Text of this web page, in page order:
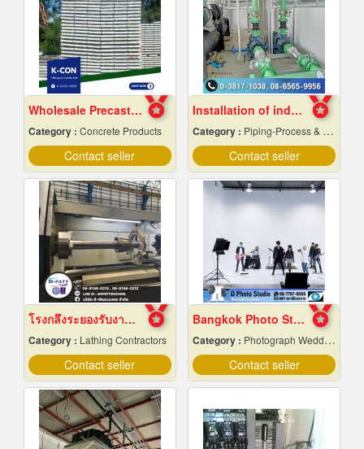
Wholesale Precast Concrete Slabs, Samut Prakan
Category : Concrete Products
Contact seller
Installation of industrial piping work
Category : Piping-Process & Industrial
Contact seller
โรงกลึงระยองรับงานผลิตด่วน
Category : Lathing Contractors
Contact seller
Bangkok Photo Studio
Category : Photograph Wedding Studio
Contact seller